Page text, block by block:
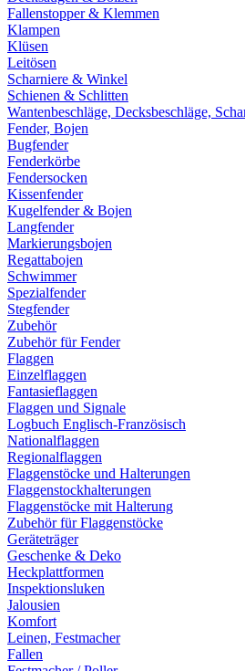
Fallenstopper & Klemmen
Klampen
Klüsen
Leitösen
Scharniere & Winkel
Schienen & Schlitten
Wantenbeschläge, Decksbeschläge,
Fender, Bojen
Bugfender
Fenderkörbe
Fendersocken
Kissenfender
Kugelfender & Bojen
Langfender
Markierungsbojen
Regattabojen
Schwimmer
Spezialfender
Stegfender
Zubehör
Zubehör für Fender
Flaggen
Einzelflaggen
Fantasieflaggen
Flaggen und Signale
Logbuch Englisch-Französisch
Nationalflaggen
Regionalflaggen
Flaggenstöcke und Halterungen
Flaggenstockhalterungen
Flaggenstöcke mit Halterung
Zubehör für Flaggenstöcke
Geräteträger
Geschenke & Deko
Heckplattformen
Inspektionsluken
Jalousien
Komfort
Leinen, Festmacher
Fallen